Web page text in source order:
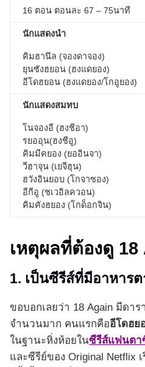
16 ตอน ตอนละ 67 – 75นาที
นักแสดงนำ
คิมฮานึล (จองดาจอง)
ยุนซังฮยอน (ฮงแดยอง)
อีโดฮยอน (ฮงแดยอง/โกอูยอง)
นักแสดงสมทบ
โนจองอี (ฮงชีอา)
รยออุน(ฮงชีอู)
คิมมีคยอง (ยออินจา)
วีฮาจุน (เยจีฮุน)
ฮวังอินยอบ (โกจาซอง)
อีกีอู (ชเวอิลควอน)
คิมคังฮยอง (โกด็อกจิน)
เหตุผลที่ต้องดู 18
1. เป็นซีรีส์ที่มีอาหารต
ขอบอกเลยว่า 18 Again มีดา
จำนวนมาก คนแรกคืออีโดฮย
ในฐานะหิ่งห้อยในซีรีส์แฟนตา
และซีรีย์ของ Original Netflix เ